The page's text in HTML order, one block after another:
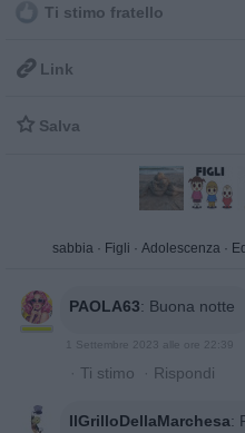
Ti stimo fratello
 Link
 Salva
sabbia · Figli · Adolescenza ·
PAOLA63: Buona notte
1 Settembre 2023 alle ore 22:39
· Ti stimo · Rispondi
IlGrilloDellaMarchesa: